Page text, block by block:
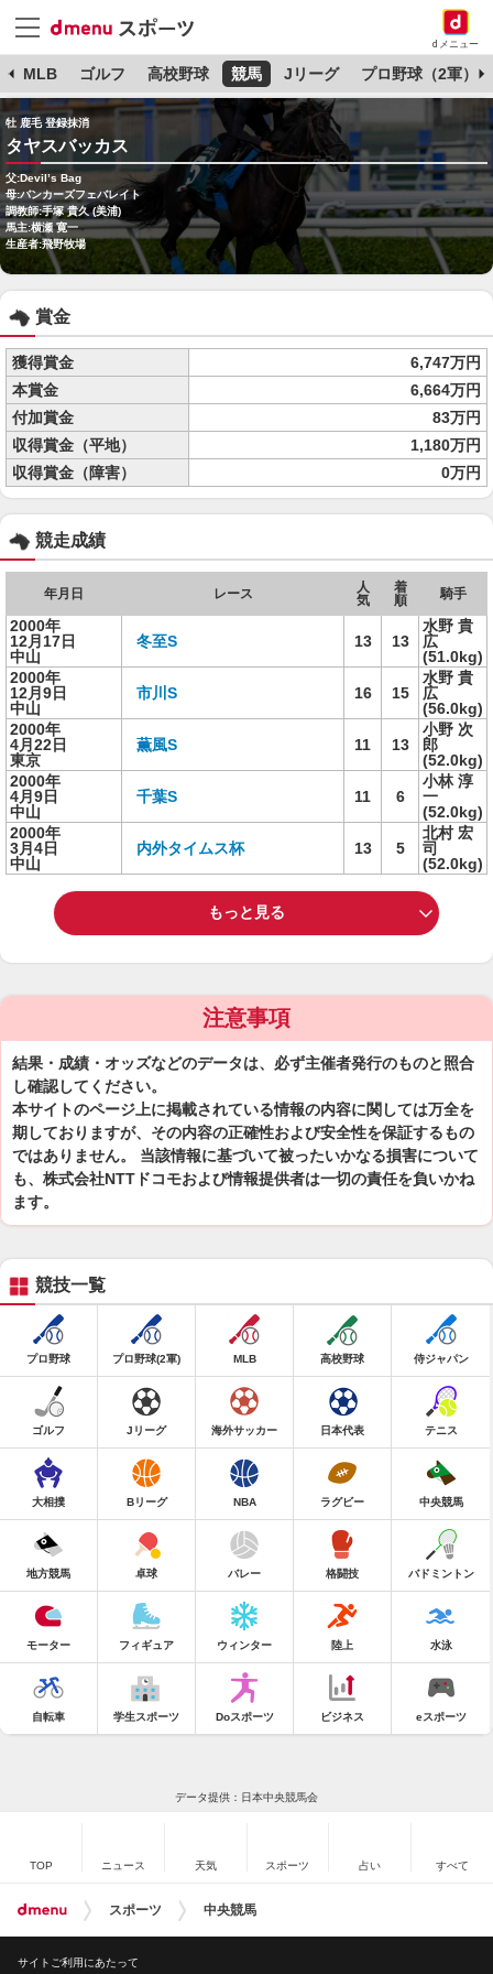
dメニュー
MLB ゴルフ 高校野球 競馬 Jリーグ プロ野球（2軍）
牡 鹿毛 登録抹消
タヤスバッカス
父:Devil’s Bag
母:バンカーズフェバレイト
調教師:手塚 貴久 (美浦)
馬主:横瀬 寛一
生産者:飛野牧場
賞金
獲得賞金
6,747万円
本賞金
6,664万円
付加賞金
83万円
収得賞金（平地）
1,180万円
収得賞金（障害）
0万円
競走成績
年月日 レース
人
気
着
順
騎手
2000年
12月17日
中山
冬至S 13 13
水野 貴
広
(51.0kg)
2000年
12月9日
中山
市川S 16 15
水野 貴
広
(56.0kg)
2000年
4月22日
東京
薫風S 11 13
小野 次
郎
(52.0kg)
2000年
4月9日
中山
千葉S 11 6
小林 淳
一
(52.0kg)
2000年
3月4日
中山
内外タイムス杯 13 5
北村 宏
司
(52.0kg)
もっと見る
注意事項
結果・成績・オッズなどのデータは、必ず主催者発行のものと照合
し確認してください。
本サイトのページ上に掲載されている情報の内容に関しては万全を
期しておりますが、その内容の正確性および安全性を保証するもの
ではありません。 当該情報に基づいて被ったいかなる損害について
も、株式会社NTTドコモおよび情報提供者は一切の責任を負いかね
ます。
競技一覧
プロ野球 プロ野球(2軍) MLB 高校野球 侍ジャパン
ゴルフ Jリーグ 海外サッカー 日本代表 テニス
大相撲 Bリーグ NBA ラグビー 中央競馬
地方競馬 卓球 バレー 格闘技 バドミントン
モーター フィギュア ウィンター 陸上 水泳
自転車 学生スポーツ Doスポーツ ビジネス eスポーツ
データ提供：日本中央競馬会
TOP ニュース 天気 スポーツ 占い すべて
スポーツ 中央競馬
サイトご利用にあたって